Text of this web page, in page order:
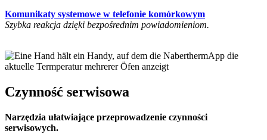
Komunikaty systemowe w telefonie komórkowym
Szybka reakcja dzięki bezpośrednim powiadomieniom.
Czynność serwisowa
Narzędzia ułatwiające przeprowadzenie czynności
serwisowych.